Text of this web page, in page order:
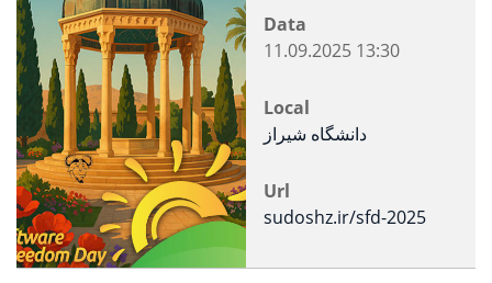
Data
11.09.2025 13:30
Local
دانشگاه شیراز
Url
sudoshz.ir/sfd-2025